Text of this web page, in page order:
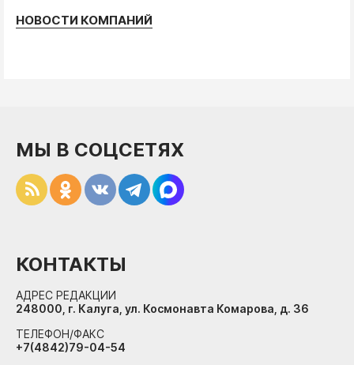
НОВОСТИ КОМПАНИЙ
МЫ В СОЦСЕТЯХ
КОНТАКТЫ
АДРЕС РЕДАКЦИИ
248000, г. Калуга, ул. Космонавта Комарова, д. 36
ТЕЛЕФОН/ФАКС
+7(4842)79-04-54